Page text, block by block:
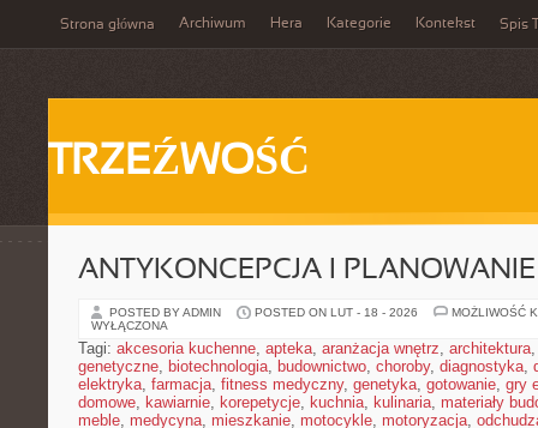
Strona główna Archiwum Hera Kategorie Kontekst Spis
TRZEŹWOŚĆ
ANTYKONCEPCJA I
POSTED BY ADMIN POSTED ON LUT - 18 - 2026
MOŻLIWOŚĆ
WYŁĄCZONA
Tagi: akcesoria kuchenne, apteka, aranżacja wnętrz, architektura
genetyczne, biotechnologia, budownictwo, choroby, diagnostyka,
elektryka, farmacja, fitness medyczny, genetyka, gotowanie, gry
domowe, kawiarnie, korepetycje, kuchnia, kulinaria, materiały
meble, medycyna, mieszkanie, motocykle, motoryzacja,